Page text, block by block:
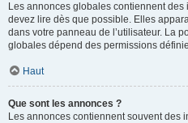
Les annonces globales contiennent
devez lire dès que possible. Elles
dans votre panneau de l’utilisateur. La
globales dépend des permissions
Haut
Que sont les annonces ?
Les annonces contiennent souvent des